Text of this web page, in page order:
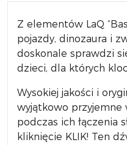
Z elementów LaQ
pojazdy, dinozaura i
doskonale sprawdzi
dzieci, dla których
Wysokiej jakości i
wyjątkowo przyjemne
podczas ich łączenia
kliknięcie KLIK! Ten